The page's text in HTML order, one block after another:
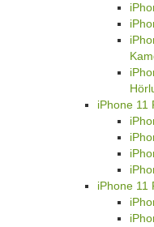
iPhone 11
iPhone 11